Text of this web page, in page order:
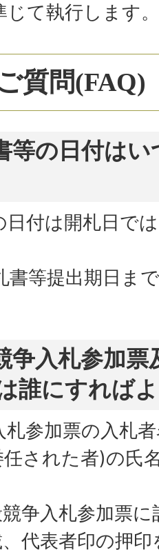
じて執行します。
質問(FAQ)
等の日付は
日付は開札日で
書等提出期日ま
争入札参加
誰にすれば
札参加票の入札
された者)の氏
争入札参加票
代表者印の押